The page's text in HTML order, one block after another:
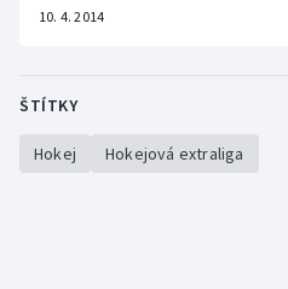
10. 4. 2014
ŠTÍTKY
Hokej Hokejová extraliga